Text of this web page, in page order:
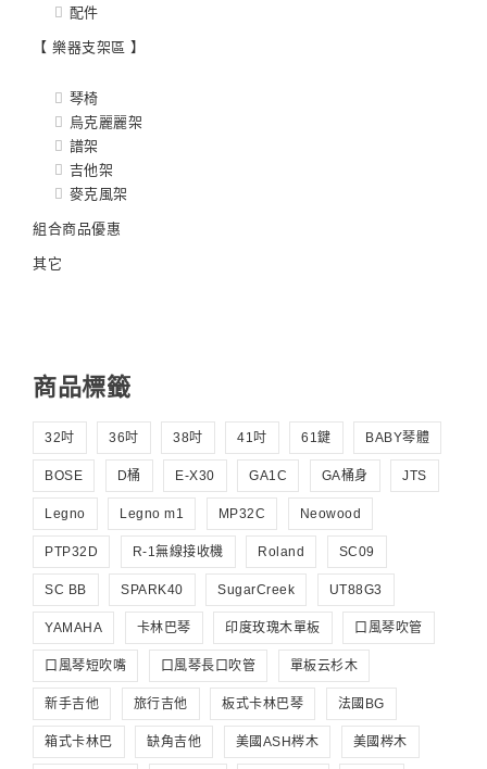
配件
【 樂器支架區 】
琴椅
烏克麗麗架
譜架
吉他架
麥克風架
組合商品優惠
其它
商品標籤
32吋 36吋 38吋 41吋 61鍵 BABY琴體
BOSE D桶 E-X30 GA1C GA桶身 JTS
Legno Legno m1 MP32C Neowood
PTP32D R-1無線接收機 Roland SC09
SC BB SPARK40 SugarCreek UT88G3
YAMAHA 卡林巴琴 印度玫瑰木單板 口風琴吹管
口風琴短吹嘴 口風琴長口吹管 單板云杉木
新手吉他 旅行吉他 板式卡林巴琴 法國BG
箱式卡林巴 缺角吉他 美國ASH梣木 美國梣木